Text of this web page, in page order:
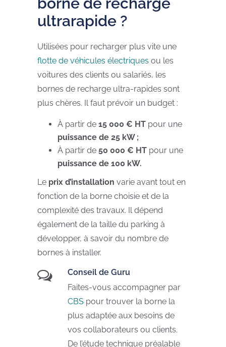
ultrarapide ?
Utilisées pour recharger plus vite une
flotte de véhicules électriques ou les
voitures des clients ou salariés, les
bornes de recharge ultra-rapides sont
plus chères. Il faut prévoir un budget :
À partir de 15 000 € HT pour une
puissance de 25 kW ;
À partir de 50 000 € HT pour une
puissance de 100 kW.
Le prix d’installation varie avant tout en
fonction de la borne choisie et de la
complexité des travaux. Il dépend
également de la taille du parking à
développer, à savoir du nombre de
bornes à installer.
Conseil de Guru
Faites-vous accompagner par
CBS pour trouver la borne la
plus adaptée aux besoins de
vos collaborateurs ou clients.
De l’étude technique préalable